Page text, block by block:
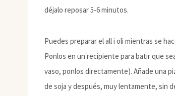
déjalo reposar 5-6 minutos.
Puedes preparar el all i oli mientras se
Ponlos en un recipiente para batir que
vaso, ponlos directamente). Añade una
de soja y después, muy lentamente, sin